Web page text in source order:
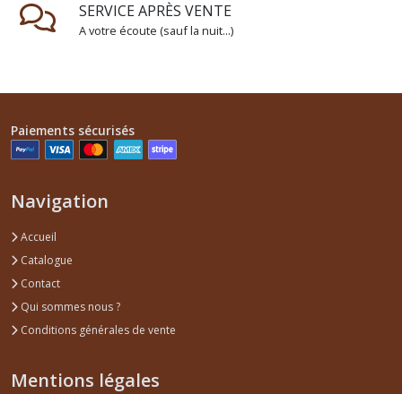
SERVICE APRÈS VENTE
A votre écoute (sauf la nuit...)
Paiements sécurisés
Navigation
Accueil
Catalogue
Contact
Qui sommes nous ?
Conditions générales de vente
Mentions légales